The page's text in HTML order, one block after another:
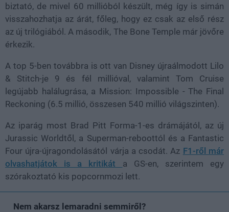
biztató, de mivel 60 millióból készült, még így is simán
visszahozhatja az árát, főleg, hogy ez csak az első rész
az új trilógiából. A második, The Bone Temple már jövőre
érkezik.
A top 5-ben továbbra is ott van Disney újraálmodott Lilo
& Stitch-je 9 és fél millióval, valamint Tom Cruise
legújabb halálugrása, a Mission: Impossible - The Final
Reckoning (6.5 millió, összesen 540 millió világszinten).
Az iparág most Brad Pitt Forma-1-es drámájától, az új
Jurassic Worldtől, a Superman-reboottól és a Fantastic
Four újra-újragondolásától várja a csodát. Az F1-ről már
olvashatjátok is a kritikát a GS-en, szerintem egy
szórakoztató kis popcornmozi lett.
Nem akarsz lemaradni semmiről?